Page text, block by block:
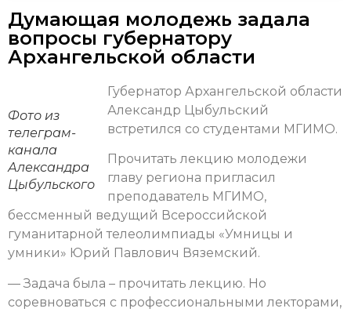
Думающая молодежь задала
вопросы губернатору
Архангельской области
Фото из
телеграм-
канала
Александра
Цыбульского
Губернатор Архангельской области
Александр Цыбульский
встретился со студентами МГИМО.
Прочитать лекцию молодежи
главу региона пригласил
преподаватель МГИМО,
бессменный ведущий Всероссийской
гуманитарной телеолимпиады «Умницы и
умники» Юрий Павлович Вяземский.
— Задача была – прочитать лекцию. Но
соревноваться с профессиональными лекторами,